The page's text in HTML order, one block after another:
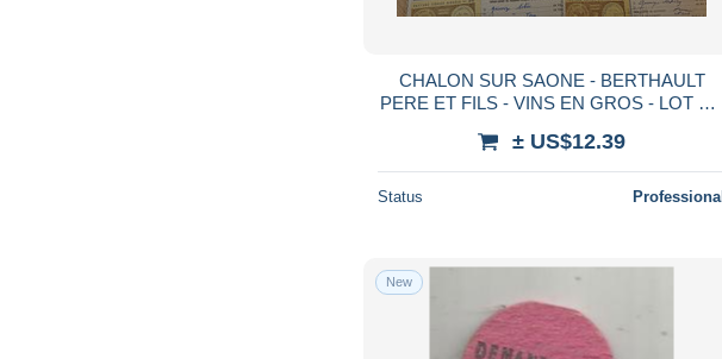
CHALON SUR SAONE - BERTHAULT
PERE ET FILS - VINS EN GROS - LOT DE
± US$12.39
Status Professional
New